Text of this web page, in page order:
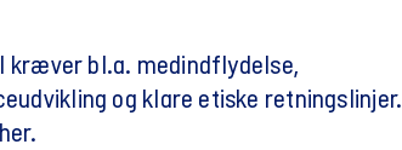
kræver bl.a. medindflydelse,
og klare etiske retningslinjer.